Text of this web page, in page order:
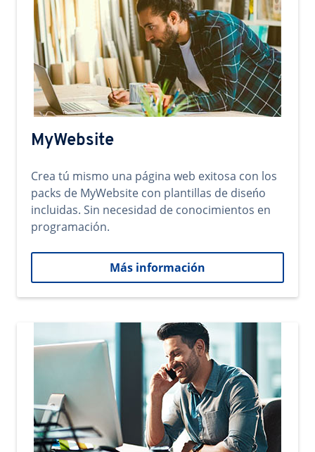
MyWebsite
Crea tú mismo una página web exitosa con los
packs de MyWebsite con plantillas de diseńo
incluidas. Sin necesidad de conocimientos en
programación.
Más información